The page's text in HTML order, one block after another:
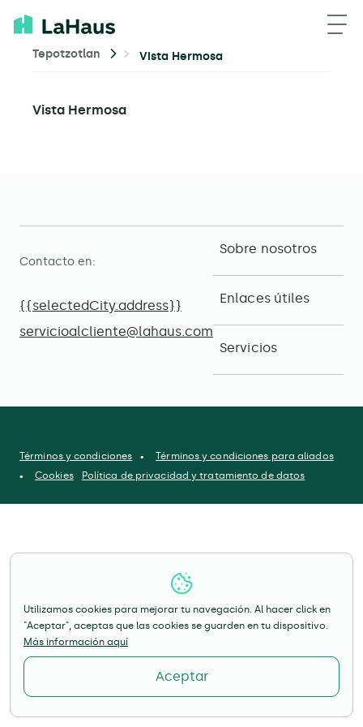
Utilizamos cookies para mejorar tu navegación. Al hacer click en
"Aceptar", aceptas que las cookies se guarden en tu dispositivo.
Más información aquí
Aceptar
Tepotzotlan Vista Hermosa
Vista Hermosa
Contacto en:
{{selectedCity.address}}
servicioalcliente@lahaus.com
Sobre nosotros
Enlaces útiles
Servicios
Términos y condiciones
Términos y condiciones para aliados
Cookies
Política de privacidad y tratamiento de datos